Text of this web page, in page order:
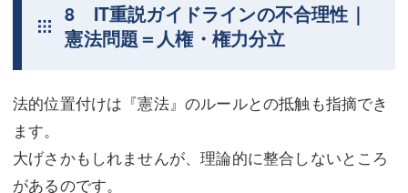
8 IT重説ガイドラインの不合理性｜
憲法問題＝人権・権力分立
法的位置付けは『憲法』のルールとの抵触も指摘でき
ます。
大げさかもしれませんが、理論的に整合しないところ
があるのです。